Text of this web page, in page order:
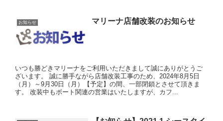
お知らせ マリーナ店舗改装のお知らせ
いつも勝どきマリーナをご利用いただきまして誠にありがとうご
ざいます。 誠に勝手ながら店舗改装工事のため、2024年8月5日
（月）～9月30日（月）【予定】の間、一部閉鎖とさせて頂きま
す。 改装中もボート関連の営業はいたしますが、カフ...